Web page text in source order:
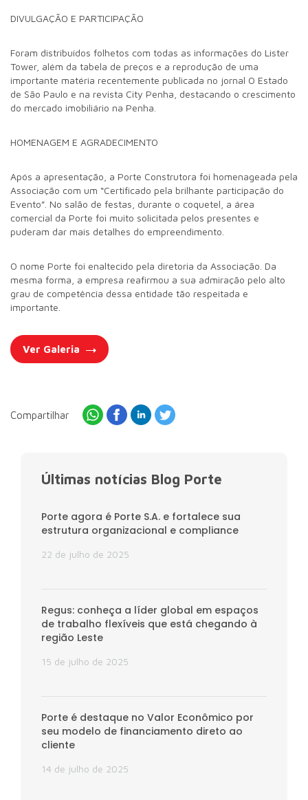
DIVULGAÇÃO E PARTICIPAÇÃO
Foram distribuídos folhetos com todas as informações do Lister
Tower, além da tabela de preços e a reprodução de uma
importante matéria recentemente publicada no jornal O Estado
de São Paulo e na revista City Penha, destacando o crescimento
do mercado imobiliário na Penha.
HOMENAGEM E AGRADECIMENTO
Após a apresentação, a Porte Construtora foi homenageada pela
Associação com um “Certificado pela brilhante participação do
Evento”. No salão de festas, durante o coquetel, a área
comercial da Porte foi muito solicitada pelos presentes e
puderam dar mais detalhes do empreendimento.
O nome Porte foi enaltecido pela diretoria da Associação. Da
mesma forma, a empresa reafirmou a sua admiração pelo alto
grau de competência dessa entidade tão respeitada e
importante.
Ver Galeria
Compartilhar
Últimas notícias Blog Porte
Porte agora é Porte S.A. e fortalece sua
estrutura organizacional e compliance
22 de julho de 2025
Regus: conheça a líder global em espaços
de trabalho flexíveis que está chegando à
região Leste
15 de julho de 2025
Porte é destaque no Valor Econômico por
seu modelo de financiamento direto ao
cliente
14 de julho de 2025